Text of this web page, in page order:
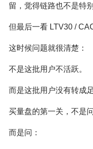
留，觉得链路也不是特别
但最后一看 LTV30 /
这时候问题就很清楚：
不是这批用户不活跃。
而是这批用户没有转成
买量盘的第一关，不是问
而是问：